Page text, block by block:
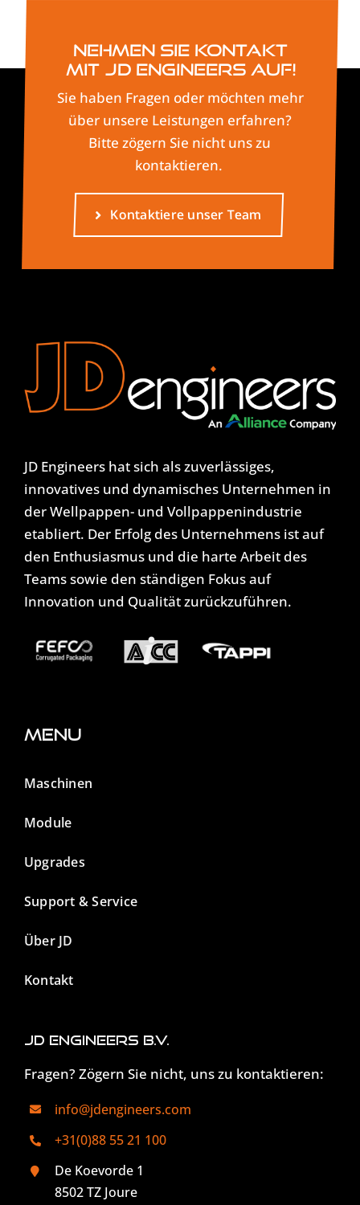
Nehmen Sie Kontakt
mit JD Engineers auf!
Sie haben Fragen oder möchten mehr
über unsere Leistungen erfahren?
Bitte zögern Sie nicht uns zu
kontaktieren.
Kontaktiere unser Team
JD Engineers hat sich als zuverlässiges,
innovatives und dynamisches Unternehmen in
der Wellpappen- und Vollpappenindustrie
etabliert. Der Erfolg des Unternehmens ist auf
den Enthusiasmus und die harte Arbeit des
Teams sowie den ständigen Fokus auf
Innovation und Qualität zurückzuführen.
Menu
Maschinen
Module
Upgrades
Support & Service
Über JD
Kontakt
JD Engineers B.V.
Fragen? Zögern Sie nicht, uns zu kontaktieren:
info@jdengineers.com
+31(0)88 55 21 100
De Koevorde 1
8502 TZ Joure